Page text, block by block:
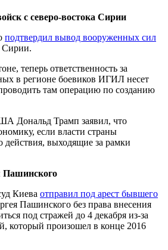
с северо-востока Сирии
подтвердил вывод вооруженных сил
Сирии.
теперь ответственность за
в регионе боевиков ИГИЛ несет
там операцию по созданию
Дональд Трамп заявил, что
если власти страны
действия, выходящие за рамки
Пашинского
Киева отправил под арест бывшего
Пашинского без права внесения
под стражей до 4 декабря из-за
который произошел в конце 2016